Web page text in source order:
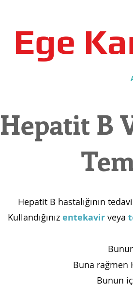
Ege
Hepatit B
Hepatit B hastalığının
Kullandığınız entekavir veya
Buna rağmen
Bunun